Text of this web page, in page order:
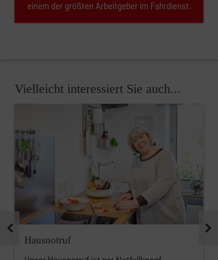
einem der größten Arbeitgeber im Fahrdienst.
Vielleicht interessiert Sie auch...
Hausnotruf